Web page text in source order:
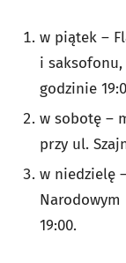
w piątek –
i
godzinie
w sobotę –
przy ul.
w niedzielę
Narodowym
19:00.